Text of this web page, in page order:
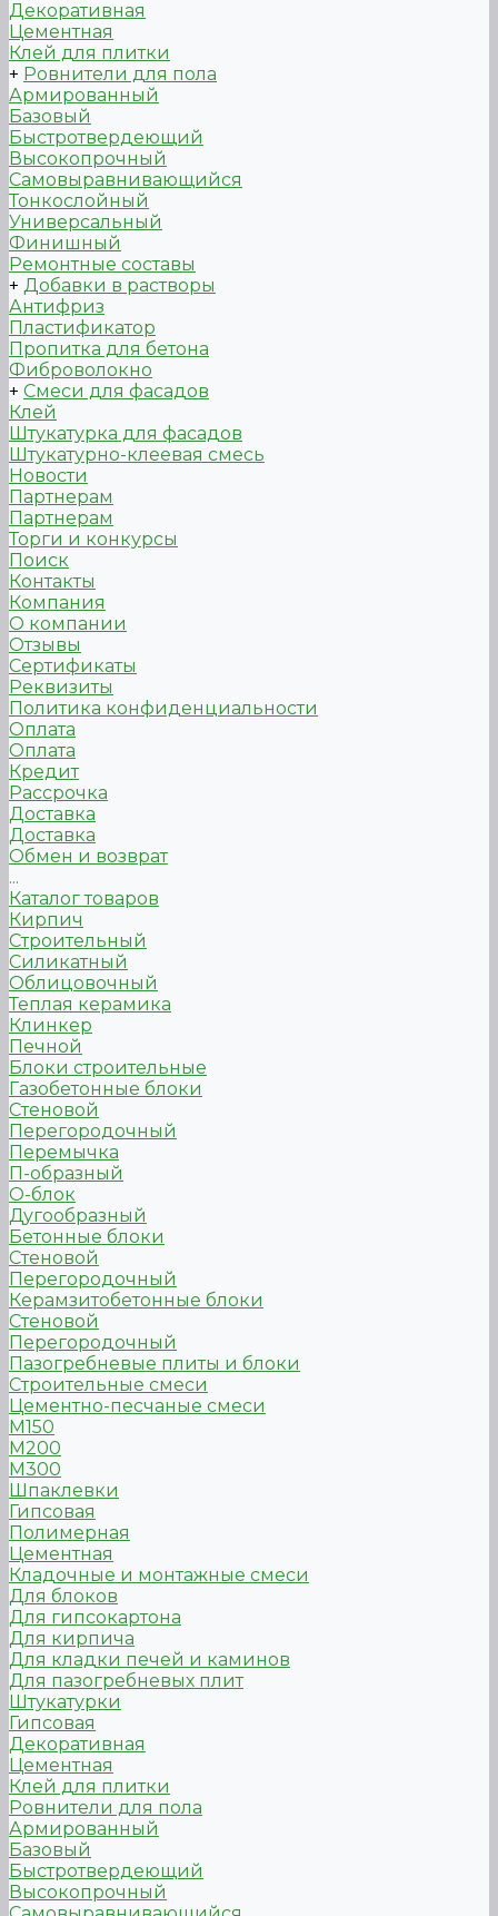
Декоративная
Цементная
Клей для плитки
+ Ровнители для пола
Армированный
Базовый
Быстротвердеющий
Высокопрочный
Самовыравнивающийся
Тонкослойный
Универсальный
Финишный
Ремонтные составы
+ Добавки в растворы
Антифриз
Пластификатор
Пропитка для бетона
Фиброволокно
+ Смеси для фасадов
Клей
Штукатурка для фасадов
Штукатурно-клеевая смесь
Новости
Партнерам
Партнерам
Торги и конкурсы
Поиск
Контакты
Компания
О компании
Отзывы
Сертификаты
Реквизиты
Политика конфиденциальности
Оплата
Оплата
Кредит
Рассрочка
Доставка
Доставка
Обмен и возврат
...
Каталог товаров
Кирпич
Строительный
Силикатный
Облицовочный
Теплая керамика
Клинкер
Печной
Блоки строительные
Газобетонные блоки
Стеновой
Перегородочный
Перемычка
П-образный
О-блок
Дугообразный
Бетонные блоки
Стеновой
Перегородочный
Керамзитобетонные блоки
Стеновой
Перегородочный
Пазогребневые плиты и блоки
Строительные смеси
Цементно-песчаные смеси
М150
М200
М300
Шпаклевки
Гипсовая
Полимерная
Цементная
Кладочные и монтажные смеси
Для блоков
Для гипсокартона
Для кирпича
Для кладки печей и каминов
Для пазогребневых плит
Штукатурки
Гипсовая
Декоративная
Цементная
Клей для плитки
Ровнители для пола
Армированный
Базовый
Быстротвердеющий
Высокопрочный